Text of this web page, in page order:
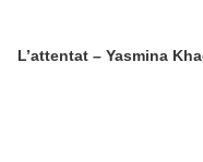
L’attentat – Yasmina